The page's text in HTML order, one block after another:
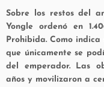
Sobre los restos del
Yongle ordenó en
Prohibida. Como
que únicamente se
del emperador. Las
años y movilizaron a